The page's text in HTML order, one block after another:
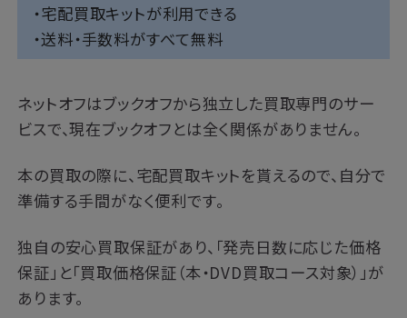
・宅配買取キットが利用できる
・送料・手数料がすべて無料
ネットオフはブックオフから独立した買取専門のサー
ビスで、現在ブックオフとは全く関係がありません。
本の買取の際に、宅配買取キットを貰えるので、自分で
準備する手間がなく便利です。
独自の安心買取保証があり、「発売日数に応じた価格
保証」と「買取価格保証（本・DVD買取コース対象）」が
あります。